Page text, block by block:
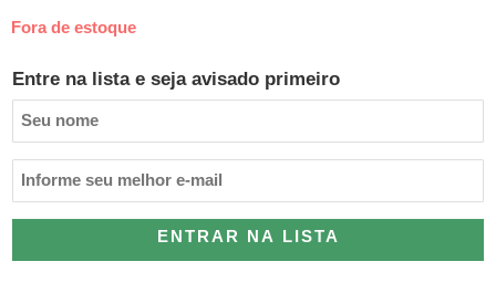
Fora de estoque
Entre na lista e seja avisado primeiro
ENTRAR NA LISTA